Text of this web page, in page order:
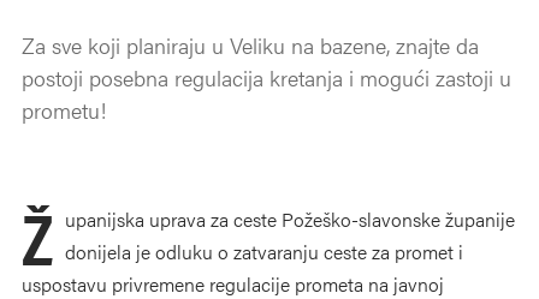
Za sve koji planiraju u Veliku na bazene, znajte da
postoji posebna regulacija kretanja i mogući zastoji u
prometu!
Ž upanijska uprava za ceste Požeško-slavonske županije
donijela je odluku o zatvaranju ceste za promet i
uspostavu privremene regulacije prometa na javnoj